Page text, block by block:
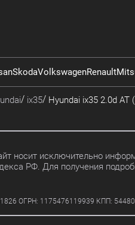
SkodaVolkswagenRenault
ix35
Hyundai ix35 2.0d AT
носит исключительно
РФ. Для получения
ОГРН: 1175476119939 КПП: